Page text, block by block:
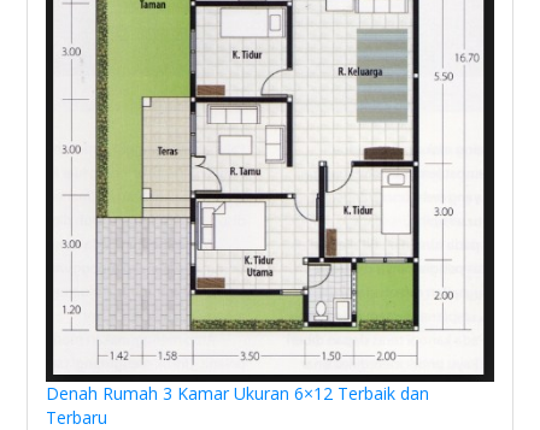
Denah Rumah 3 Kamar Ukuran 6×12 Terbaik dan
Terbaru